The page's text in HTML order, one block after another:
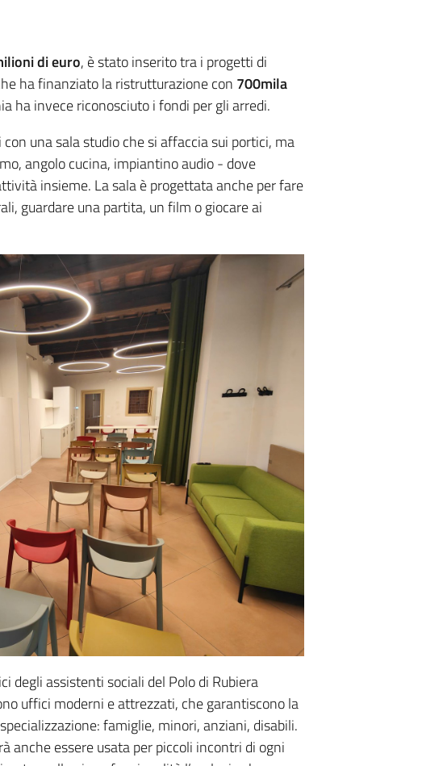
di euro, è stato inserito tra i progetti di
ha finanziato la ristrutturazione con 700mila
ha invece riconosciuto i fondi per gli arredi.
una sala studio che si affaccia sui portici, ma
angolo cucina, impiantino audio - dove
insieme. La sala è progettata anche per fare
guardare una partita, un film o giocare ai
degli assistenti sociali del Polo di Rubiera
uffici moderni e attrezzati, che garantiscono la
famiglie, minori, anziani, disabili.
anche essere usata per piccoli incontri di ogni